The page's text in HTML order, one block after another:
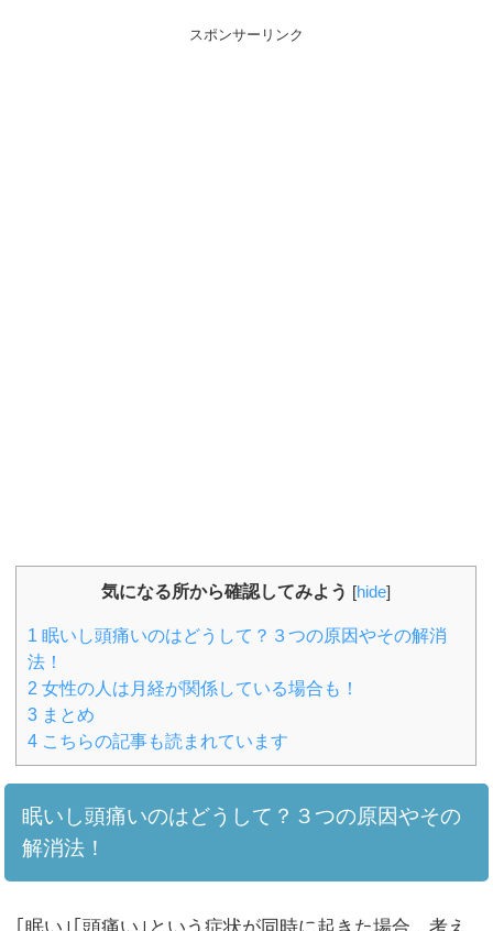
スポンサーリンク
気になる所から確認してみよう [hide]
1 眠いし頭痛いのはどうして？３つの原因やその解消
法！
2 女性の人は月経が関係している場合も！
3 まとめ
4 こちらの記事も読まれています
眠いし頭痛いのはどうして？３つの原因やその
解消法！